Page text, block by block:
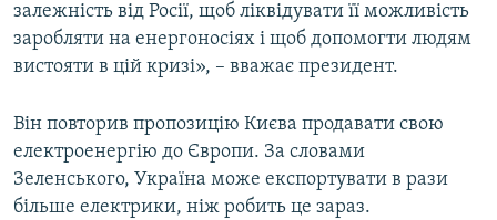
залежність від Росії, щоб ліквідувати її можливість
заробляти на енергоносіях і щоб допомогти людям
вистояти в цій кризі», – вважає президент.
Він повторив пропозицію Києва продавати свою
електроенергію до Європи. За словами
Зеленського, Україна може експортувати в рази
більше електрики, ніж робить це зараз.